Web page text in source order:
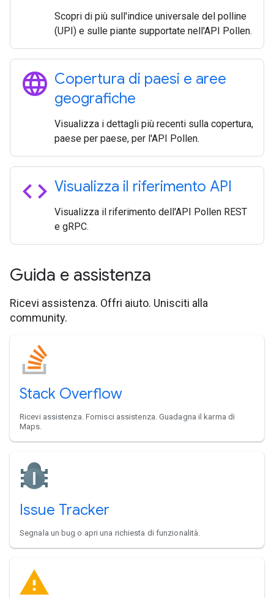
Scopri di più sull'indice universale del polline
(UPI) e sulle piante supportate nell'API Pollen.
language Copertura di paesi e aree
geografiche
Visualizza i dettagli più recenti sulla copertura,
paese per paese, per l'API Pollen.
code Visualizza il riferimento API
Visualizza il riferimento dell'API Pollen REST
e gRPC.
Guida e assistenza
Ricevi assistenza. Offri aiuto. Unisciti alla
community.
Stack Overflow
Ricevi assistenza. Fornisci assistenza. Guadagna il karma di
Maps.
Issue Tracker
Segnala un bug o apri una richiesta di funzionalità.